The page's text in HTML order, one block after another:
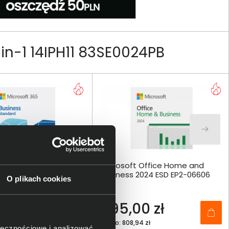
O plikach cookies
14IPH11 83SE0024PB
Business
1 rok - KLQ-00211
Microsoft Office Home and
Business 2024 ESD EP2-06606
995,00 zł
netto: 808,94 zł